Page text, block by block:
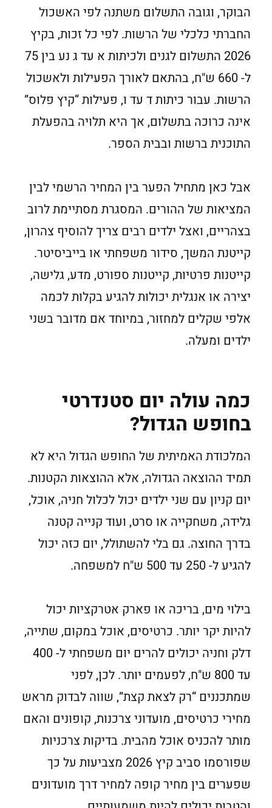
הבוקר, וגובה התשלום משתנה לפי האשכול
החברתי כלכלי של הרשות. לפי כל זכות, בקיץ
2026 התשלום לגנים ולכיתות א עד ג נע בין 75
ל- 660 ש"ח, בהתאם לאורך הפעילות ולאשכול
הרשות. עבור כיתות ד עד ו, פעילות “קיץ פלוס”
אינה כרוכה בתשלום, אך היא תלויה בהפעלת
התוכנית ברשות ובבית הספר.
אבל כאן מתחיל הפער בין המחיר הרשמי לבין
המציאות של ההורים. המסגרת מסתיימת לרוב
בצהריים, ואצל ילדים רבים צריך להוסיף צהרון,
קייטנת המשך, סידור משפחתי או בייביסיטר.
קייטנות פרטיות, קייטנות ספורט, מדע, גלישה,
יצירה או אנגלית יכולות להגיע בקלות לכמה
אלפי שקלים למחזור, במיוחד אם מדובר בשני
ילדים ומעלה.
כמה עולה יום סטנדרטי
בחופש הגדול?
המלכודת האמיתית של החופש הגדול היא לא
תמיד ההוצאה הגדולה, אלא ההוצאות הקטנות.
יום קניון עם שני ילדים יכול לכלול חניה, אוכל,
גלידה, משחקייה או סרט, ועוד קנייה קטנה
בדרך החוצה. גם בלי להשתולל, יום כזה יכול
להגיע ל- 250 עד 500 ש"ח למשפחה.
בילוי מים, בריכה או פארק אטרקציות יכול
להיות יקר יותר. כרטיסים, אוכל במקום, שתייה,
דלק וחניה יכולים להרים יום משפחתי ל- 400
עד 800 ש"ח, לפעמים יותר. לכן, לפני
שמתכננים “רק לצאת קצת”, שווה לבדוק מראש
מחירי כרטיסים, מועדוני צרכנות, קופונים והאם
מותר להכניס אוכל מהבית. בדיקות צרכניות
שפורסמו סביב קיץ 2026 מצביעות על כך
שפערים בין מחיר קופה למחיר דרך מועדונים